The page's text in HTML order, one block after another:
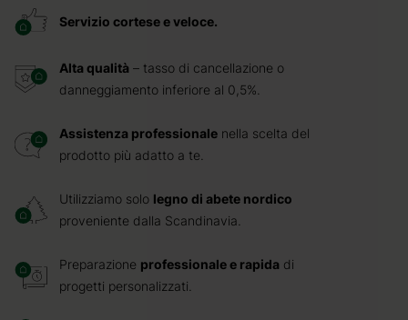
Servizio cortese e veloce.
Alta qualità – tasso di cancellazione o
danneggiamento inferiore al 0,5%.
Assistenza professionale nella scelta del
prodotto più adatto a te.
Utilizziamo solo legno di abete nordico
proveniente dalla Scandinavia.
Preparazione professionale e rapida di
progetti personalizzati.